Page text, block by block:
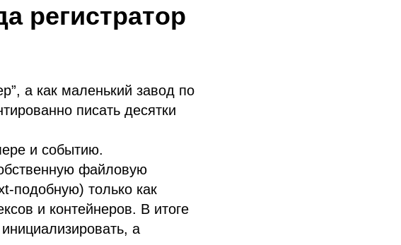
регистратор
а как маленький завод по
писать десятки
и событию.
файловую
подобную) только как
и контейнеров. В итоге
а